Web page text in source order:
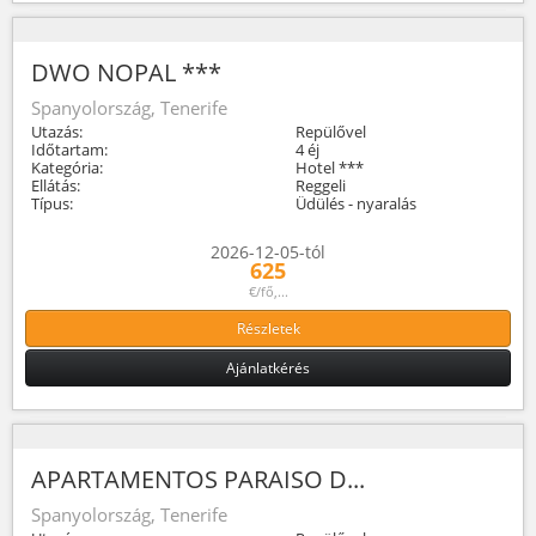
DWO NOPAL ***
Spanyolország, Tenerife
Utazás:
Repülővel
Időtartam:
4 éj
Kategória:
Hotel ***
Ellátás:
Reggeli
Típus:
Üdülés - nyaralás
2026-12-05-tól
625
€/fő,...
Részletek
Ajánlatkérés
APARTAMENTOS PARAISO D...
Spanyolország, Tenerife